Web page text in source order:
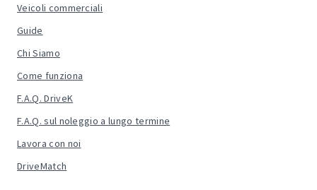
Veicoli commerciali
Guide
Chi Siamo
Come funziona
F.A.Q. DriveK
F.A.Q. sul noleggio a lungo termine
Lavora con noi
DriveMatch